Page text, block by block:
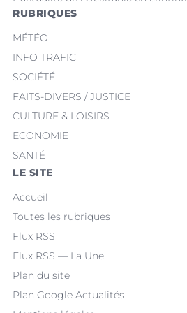
RUBRIQUES
MÉTÉO
INFO TRAFIC
SOCIÉTÉ
FAITS-DIVERS / JUSTICE
CULTURE & LOISIRS
ECONOMIE
SANTÉ
LE SITE
Accueil
Toutes les rubriques
Flux RSS
Flux RSS — La Une
Plan du site
Plan Google Actualités